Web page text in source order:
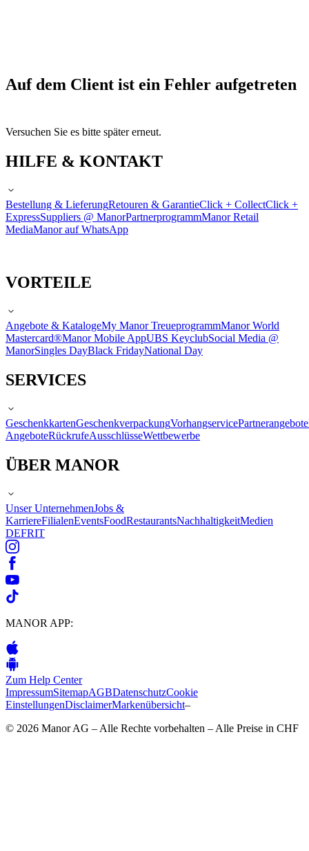
Auf dem Client ist ein Fehler aufgetreten
Versuchen Sie es bitte später erneut.
HILFE & KONTAKT
Bestellung & LieferungRetouren & GarantieClick + CollectClick +
ExpressSuppliers @ ManorPartnerprogrammManor Retail
MediaManor auf WhatsApp
VORTEILE
Angebote & KatalogeMy Manor TreueprogrammManor World
Mastercard®Manor Mobile AppUBS KeyclubSocial Media @
ManorSingles DayBlack FridayNational Day
SERVICES
GeschenkkartenGeschenkverpackungVorhangservicePartnerangebote
AngeboteRückrufeAusschlüsseWettbewerbe
ÜBER MANOR
Unser UnternehmenJobs &
KarriereFilialenEventsFoodRestaurantsNachhaltigkeitMedien
DEFRIT
MANOR APP:
Zum Help Center
ImpressumSitemapAGBDatenschutzCookie
EinstellungenDisclaimerMarkenübersicht–
© 2026 Manor AG – Alle Rechte vorbehalten – Alle Preise in CHF